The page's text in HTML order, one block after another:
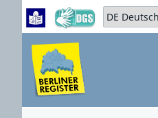
Zum Hauptbereich
Zum Hauptmenü springen
Sprache auswählen:
ZUM HAUPTBEREICH